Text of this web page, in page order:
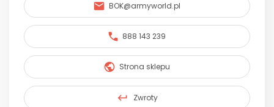
BOK@armyworld.pl
888 143 239
Strona sklepu
Zwroty